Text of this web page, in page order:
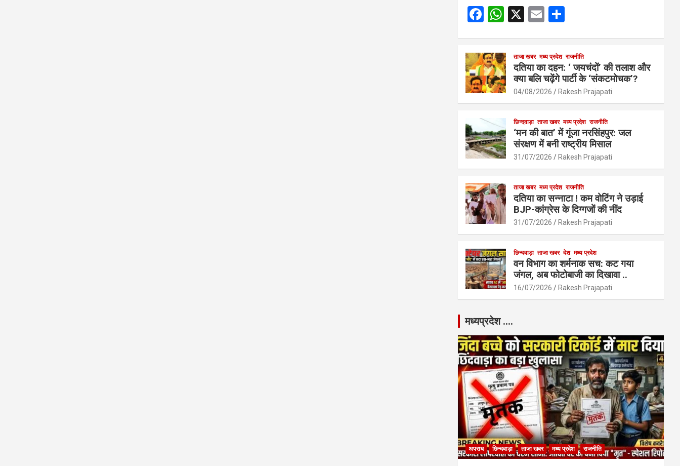
F
b
o
o
W
s
A
p
X
E
e
ताजा खबर मध्य प्रदेश राजनीति
दतिया का दहन: ‘ जयचंदों’ की तलाश और
क्या बलि चढ़ेंगे पार्टी के ‘संकटमोचक’?
04/08/2026 Rakesh Prajapati
छिन्दवाड़ा ताजा खबर मध्य प्रदेश राजनीति
‘मन की बात’ में गूंजा नरसिंहपुर: जल
संरक्षण में बनी राष्ट्रीय मिसाल
31/07/2026 Rakesh Prajapati
ताजा खबर मध्य प्रदेश राजनीति
दतिया का सन्नाटा ! कम वोटिंग ने उड़ाई
BJP-कांग्रेस के दिग्गजों की नींद
31/07/2026 Rakesh Prajapati
छिन्दवाड़ा ताजा खबर देश मध्य प्रदेश
वन विभाग का शर्मनाक सच: कट गया
जंगल, अब फोटोबाजी का दिखावा ..
16/07/2026 Rakesh Prajapati
मध्यप्रदेश ….
अपराध छिन्दवाड़ा ताजा खबर मध्य प्रदेश राजनीति